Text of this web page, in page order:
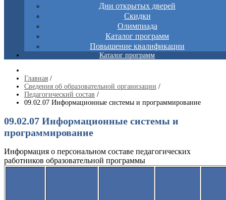
Дни открытых дверей
Скидки
Олимпиада
Каталог программ
Повышение квалификации
Каталог программ
Главная /
Сведения об образовательной организации /
Педагогический состав /
09.02.07 Информационные системы и программирование
09.02.07 Информационные системы и
программирование
Информация о персональном составе педагогических
работников образовательной программы